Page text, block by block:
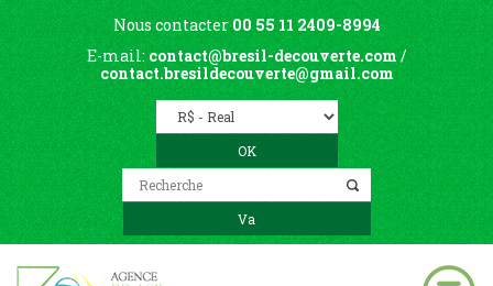
Nous contacter 00 55 11 2409-8994
E-mail: contact@bresil-decouverte.com /
contact.bresildecouverte@gmail.com